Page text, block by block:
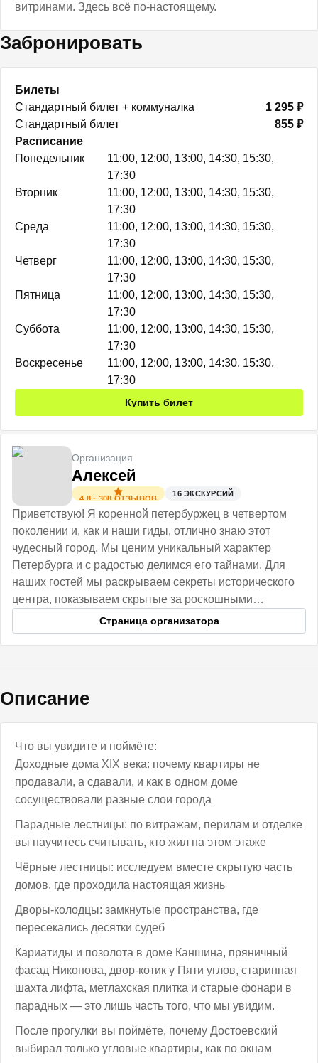
витринами. Здесь всё по-настоящему.
Забронировать
Билеты
Стандартный билет + коммуналка
1 295 ₽
Стандартный билет
855 ₽
Расписание
Понедельник
11:00, 12:00, 13:00, 14:30, 15:30,
17:30
Вторник
11:00, 12:00, 13:00, 14:30, 15:30,
17:30
Среда
11:00, 12:00, 13:00, 14:30, 15:30,
17:30
Четверг
11:00, 12:00, 13:00, 14:30, 15:30,
17:30
Пятница
11:00, 12:00, 13:00, 14:30, 15:30,
17:30
Суббота
11:00, 12:00, 13:00, 14:30, 15:30,
17:30
Воскресенье
11:00, 12:00, 13:00, 14:30, 15:30,
17:30
Купить билет
Организация
Алексей
4.8· 308 ОТЗЫВОВ
16ЭКСКУРСИЙ
Приветствую! Я коренной петербуржец в четвертом
поколении и, как и наши гиды, отлично знаю этот
чудесный город. Мы ценим уникальный характер
Петербурга и с радостью делимся его тайнами. Для
наших гостей мы раскрываем секреты исторического
центра, показываем скрытые за роскошными
фасадами парадные и необычные коммуналки.
Страница организатора
Описание
Что вы увидите и поймёте:
Доходные дома XIX века: почему квартиры не
продавали, а сдавали, и как в одном доме
сосуществовали разные слои города
Парадные лестницы: по витражам, перилам и отделке
вы научитесь считывать, кто жил на этом этаже
Чёрные лестницы: исследуем вместе скрытую часть
домов, где проходила настоящая жизнь
Дворы-колодцы: замкнутые пространства, где
пересекались десятки судеб
Кариатиды и позолота в доме Каншина, пряничный
фасад Никонова, двор-котик у Пяти углов, старинная
шахта лифта, метлахская плитка и старые фонари в
парадных — это лишь часть того, что мы увидим.
После прогулки вы поймёте, почему Достоевский
выбирал только угловые квартиры, как по окнам